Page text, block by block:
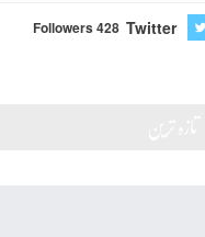
Twitter
Followers 428